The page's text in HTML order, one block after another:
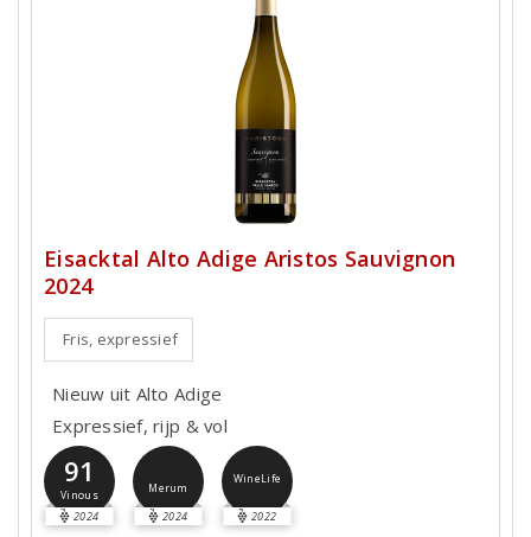
Eisacktal Alto Adige Aristos Sauvignon
2024
Fris, expressief
Nieuw uit Alto Adige
Expressief, rijp & vol
91
Vinous
2024
Merum
2024
WineLife
2022